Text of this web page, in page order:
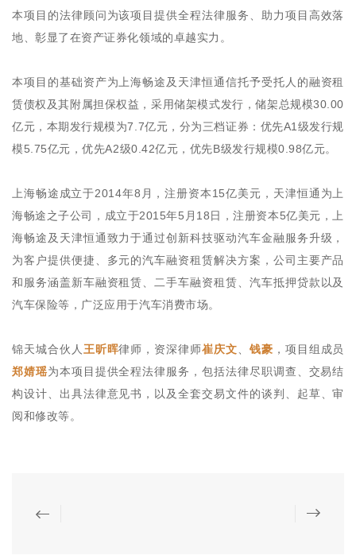
本项目的法律顾问为该项目提供全程法律服务、助力项目高效落
地、彰显了在资产证券化领域的卓越实力。
本项目的基础资产为上海畅途及天津恒通信托予受托人的融资租
赁债权及其附属担保权益，采用储架模式发行，储架总规模30.00
亿元，本期发行规模为7.7亿元，分为三档证券：优先A1级发行规
模5.75亿元，优先A2级0.42亿元，优先B级发行规模0.98亿元。
上海畅途成立于2014年8月，注册资本15亿美元，天津恒通为上
海畅途之子公司，成立于2015年5月18日，注册资本5亿美元，上
海畅途及天津恒通致力于通过创新科技驱动汽车金融服务升级，
为客户提供便捷、多元的汽车融资租赁解决方案，公司主要产品
和服务涵盖新车融资租赁、二手车融资租赁、汽车抵押贷款以及
汽车保险等，广泛应用于汽车消费市场。
锦天城合伙人 王昕晖律师，资深律师崔庆文 钱豪 ，项目组成员
郑婧瑶为本项目提供全程法律服务，包括法律尽职调查、交易结
构设计、出具法律意见书，以及全套交易文件的谈判、起草、审
阅和修改等。